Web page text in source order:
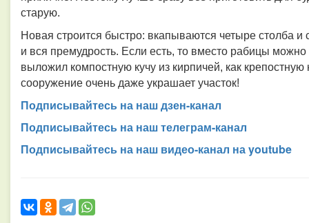
старую.
Новая строится быстро: вкапываются четыре столба и
и вся премудрость. Если есть, то вместо рабицы
выложил компостную кучу из кирпичей, как
сооружение очень даже украшает участок!
Подписывайтесь на наш дзен-канал
Подписывайтесь на наш телеграм-канал
Подписывайтесь на наш видео-канал на youtube